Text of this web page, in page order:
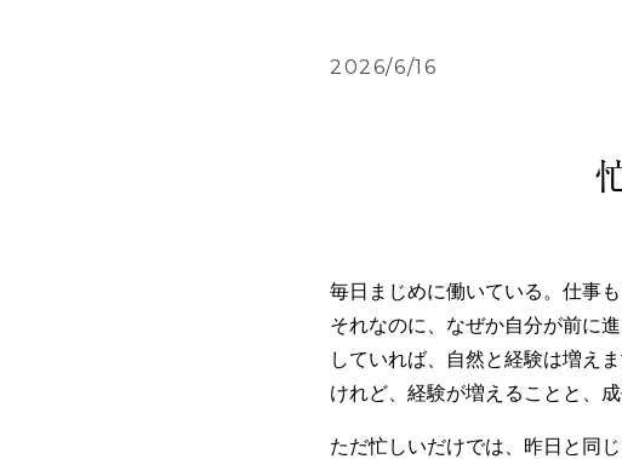
2026/6/16
毎日まじめに働いている。仕事も
それなのに、なぜか自分が前に
していれば、自然と経験は増えま
けれど、経験が増えることと、
ただ忙しいだけでは、昨日と同